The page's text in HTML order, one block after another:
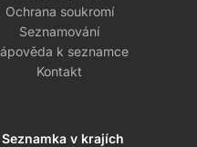
Ochrana soukromí
Seznamování
k seznamce
Kontakt
Seznamka v krajích